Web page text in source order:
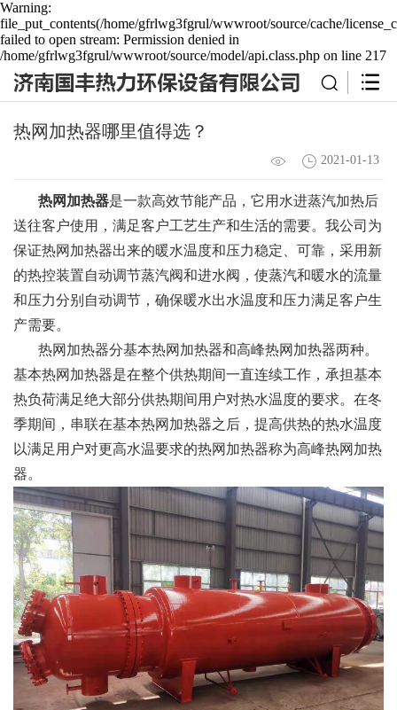
Warning:
file_put_contents(/home/gfrlwg3fgrul/wwwroot/source/cache/
failed to open stream: Permission denied in
/home/gfrlwg3fgrul/wwwroot/source/model/api.class.php on line 217
热网加热器哪里值得选？
2021-01-13
热网加热器是一款高效节能产品，它用水进蒸汽加热后
送往客户使用，满足客户工艺生产和生活的需要。我公司为
保证热网加热器出来的暖水温度和压力稳定、可靠，采用新
的热控装置自动调节蒸汽阀和进水阀，使蒸汽和暖水的流量
和压力分别自动调节，确保暖水出水温度和压力满足客户生
产需要。
热网加热器分基本热网加热器和高峰热网加热器两种。
基本热网加热器是在整个供热期间一直连续工作，承担基本
热负荷满足绝大部分供热期间用户对热水温度的要求。在冬
季期间，串联在基本热网加热器之后，提高供热的热水温度
以满足用户对更高水温要求的热网加热器称为高峰热网加热
器。